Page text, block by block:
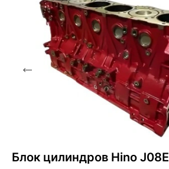
Блок цилиндров Hino J08E